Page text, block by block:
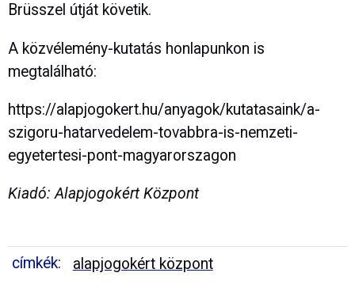
Brüsszel útját követik.
A közvélemény-kutatás honlapunkon is
megtalálható:
https://alapjogokert.hu/anyagok/kutatasaink/a-
szigoru-hatarvedelem-tovabbra-is-nemzeti-
egyetertesi-pont-magyarorszagon
Kiadó: Alapjogokért Központ
címkék: alapjogokért központ